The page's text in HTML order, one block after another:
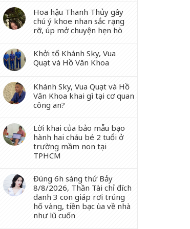
Hoa hậu Thanh Thủy gây
chú ý khoe nhan sắc rạng
rỡ, úp mở chuyện hẹn hò
Khởi tố Khánh Sky, Vua
Quạt và Hồ Văn Khoa
Khánh Sky, Vua Quạt và Hồ
Văn Khoa khai gì tại cơ quan
công an?
Lời khai của bảo mẫu bạo
hành hai cháu bé 2 tuổi ở
trường mầm non tại
TPHCM
Đúng 6h sáng thứ Bảy
8/8/2026, Thần Tài chỉ đích
danh 3 con giáp rơi trúng
hố vàng, tiền bạc ùa về nhà
như lũ cuốn